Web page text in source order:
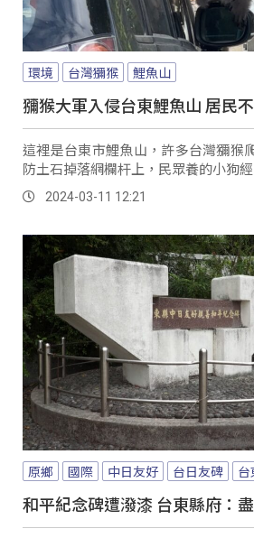
環境 台灣獼猴 鯉魚山
獼猴大軍入侵台東鯉魚山 居民
這裡是台東市鯉魚山，許多台灣獼猴
防土石掉落網欄杆上，民眾養的小狗
2024-03-11 12:21
原鄉 國際 中日友好 台日友碑 台
和平紀念碑遭潑漆 台東縣府：